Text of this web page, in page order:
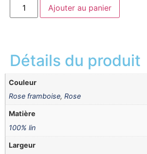
Ajouter au panier
Détails du produit
Couleur
Rose framboise,Rose
Matière
100% lin
Largeur